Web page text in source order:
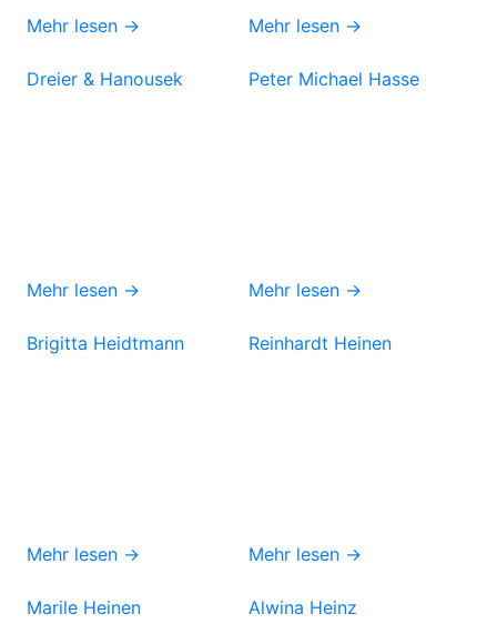
Mehr lesen → Mehr lesen →
Dreier & Hanousek
Mehr lesen →
Peter Michael Hasse
Mehr lesen →
Brigitta Heidtmann
Mehr lesen →
Reinhardt Heinen
Mehr lesen →
Marile Heinen Alwina Heinz